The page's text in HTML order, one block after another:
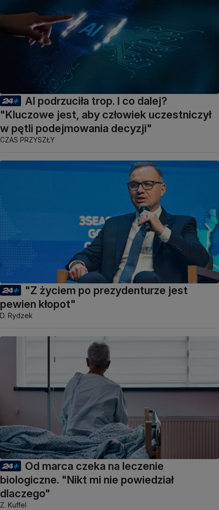
AI podrzuciła trop. I co dalej?
"Kluczowe jest, aby człowiek uczestniczył
w pętli podejmowania decyzji"
CZAS PRZYSZŁY
"Z życiem po prezydenturze jest
pewien kłopot"
D. Rydzek
Od marca czeka na leczenie
biologiczne. "Nikt mi nie powiedział
dlaczego"
Z. Kuffel